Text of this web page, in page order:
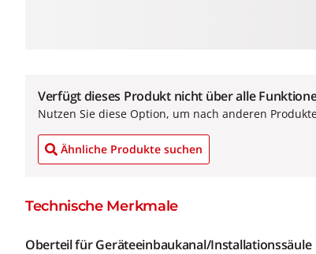
Verfügt dieses Produkt nicht über alle
Nutzen Sie diese Option, um nach anderen
Ähnliche Produkte suchen
Technische Merkmale
Oberteil für Geräteeinbaukanal/Installationssäule